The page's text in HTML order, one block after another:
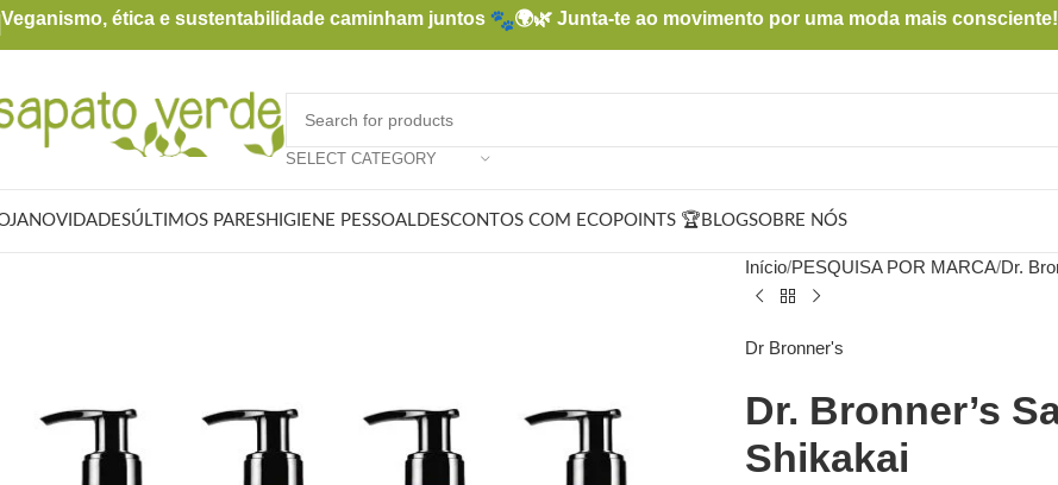
Veganismo, ética e sustentabilidade caminham juntos 🌍🌿 Junta-te ao movimento por uma moda mais consciente!
SELECT CATEGORY
NOVIDADESÚLTIMOS PARESHIGIENE PESSOALDESCONTOS COM ECOPOINTS 🏆 BLOGSOBRE NÓS
Início PESQUISA POR MARCA Dr.
Dr Bronner's
Dr. Bronner’s
Shikakai